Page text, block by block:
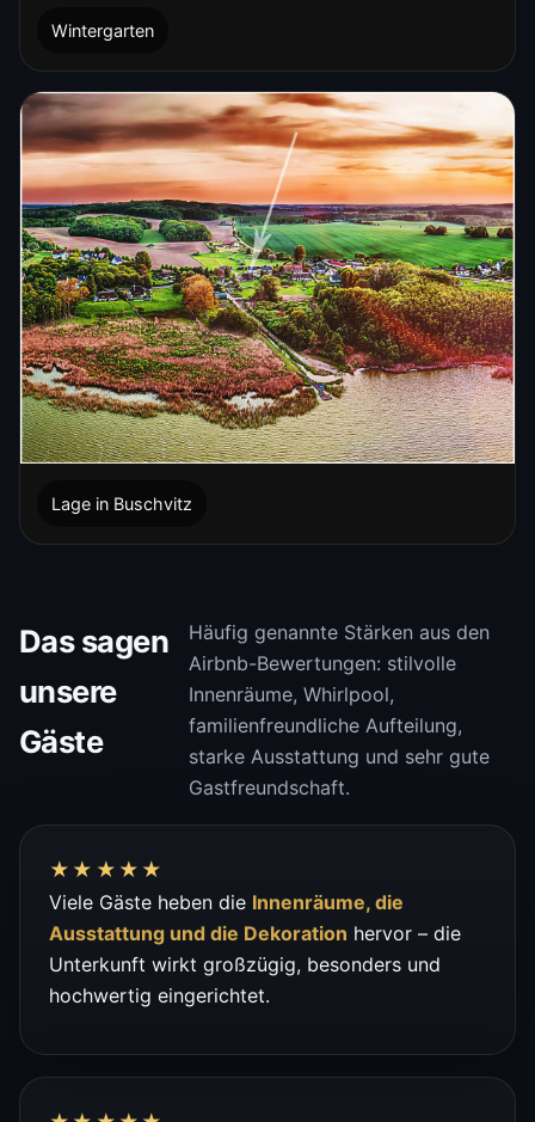
Wintergarten
Lage in Buschvitz
Das sagen
unsere
Gäste
Häufig genannte Stärken aus den
Airbnb-Bewertungen: stilvolle
Innenräume, Whirlpool,
familienfreundliche Aufteilung,
starke Ausstattung und sehr gute
Gastfreundschaft.
★★★★★
Viele Gäste heben die Innenräume, die
Ausstattung und die Dekoration hervor – die
Unterkunft wirkt großzügig, besonders und
hochwertig eingerichtet.